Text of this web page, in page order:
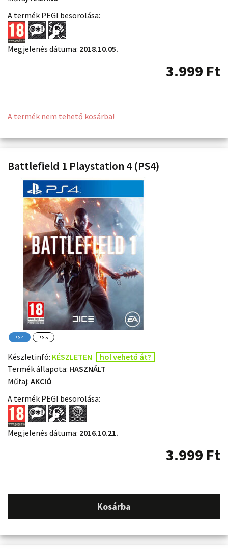
A termék PEGI besorolása:
Megjelenés dátuma: 2018.10.05.
3.999 Ft
A termék nem tehető kosárba!
Battlefield 1 Playstation 4 (PS4)
PS4 PS5
Készletinfó: KÉSZLETEN
hol vehető át?
Termék állapota: HASZNÁLT
Műfaj: AKCIÓ
A termék PEGI besorolása:
Megjelenés dátuma: 2016.10.21.
3.999 Ft
Kosárba